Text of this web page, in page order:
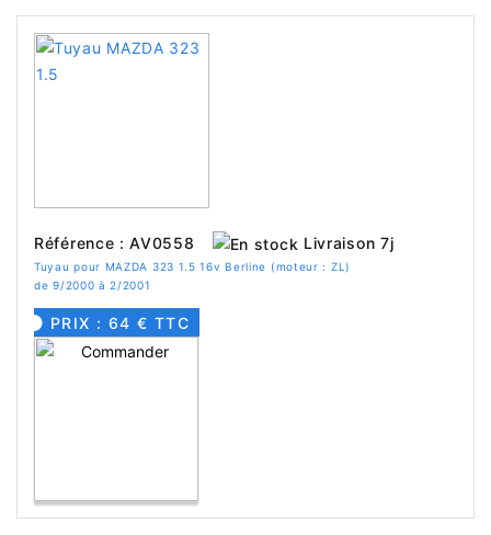
Référence : AV0558 Livraison 7j
Tuyau pour MAZDA 323 1.5 16v Berline (moteur : ZL)
de 9/2000 à 2/2001
PRIX : 64 € TTC